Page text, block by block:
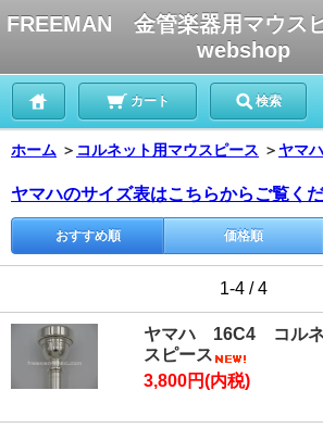
FREEMAN 金管楽器用マウス
webshop
カート 検索
ホーム ＞ コルネット用マウスピース ＞ ヤマ
ヤマハのサイズ表はこちらからご覧く
おすすめ順 価格順
1-4 / 4
ヤマハ 16C4 コルネ
スピース
3,800円(内税)